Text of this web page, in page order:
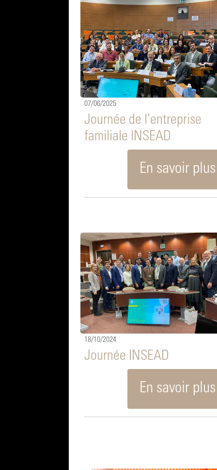
07/06/2025
Journée de l’entreprise
familiale INSEAD
En savoir plus
18/10/2024
Journée INSEAD
En savoir plus